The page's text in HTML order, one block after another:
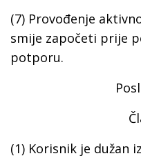
(7) Provođenje
smije započeti prije
potporu.
(1) Korisnik je dužan